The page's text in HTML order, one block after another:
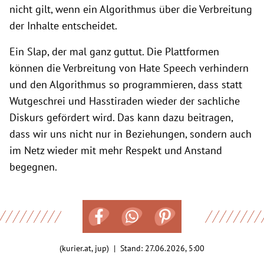
nicht gilt, wenn ein Algorithmus über die Verbreitung
der Inhalte entscheidet.
Ein Slap, der mal ganz guttut. Die Plattformen
können die Verbreitung von Hate Speech verhindern
und den Algorithmus so programmieren, dass statt
Wutgeschrei und Hasstiraden wieder der sachliche
Diskurs gefördert wird. Das kann dazu beitragen,
dass wir uns nicht nur in Beziehungen, sondern auch
im Netz wieder mit mehr Respekt und Anstand
begegnen.
(kurier.at, jup) | Stand: 27.06.2026, 5:00